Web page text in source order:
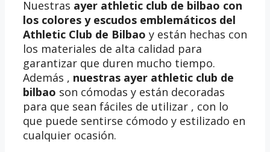
Nuestras ayer athletic club de bilbao con
los colores y escudos emblemáticos del
Athletic Club de Bilbao y están hechas con
los materiales de alta calidad para
garantizar que duren mucho tiempo.
Además , nuestras ayer athletic club de
bilbao son cómodas y están decoradas
para que sean fáciles de utilizar , con lo
que puede sentirse cómodo y estilizado en
cualquier ocasión.